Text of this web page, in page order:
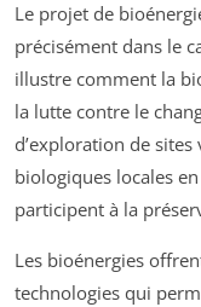
Le projet de
précisément dans le
illustre comment la
la lutte contre le
d’exploration de
biologiques locales
participent à la
Les bioénergies
technologies qui